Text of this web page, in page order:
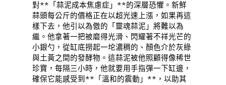
對**「蒜泥成本焦慮症」**的深層恐懼。新鮮
蒜頭每公斤的價格正在以超光速上漲，如果再這
樣下去，他引以為傲的「靈魂蒜泥」將難以為
繼。他拿著一把被磨得光滑、閃耀著不祥光芒的
小銀勺，從缸底撈起一坨濃稠的、顏色介於灰綠
與土黃之間的發酵物。這蒜泥被他照顧得像稀世
珍寶，每隔三小時，他就要用手指彈一下缸邊，
確保它能感受到**「溫和的震動」**，以助其